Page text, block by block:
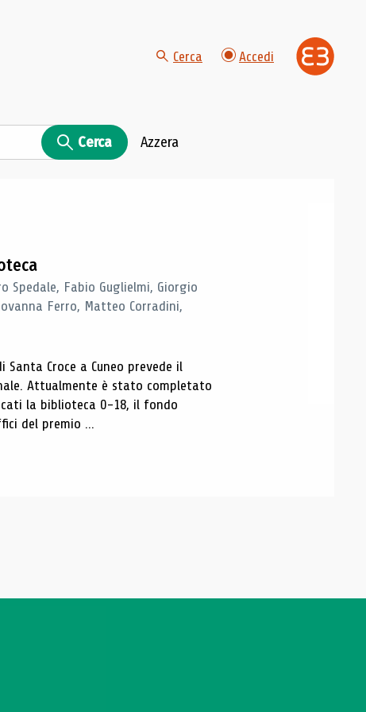
Cerca Accedi
Cerca Azzera
Spedale, Fabio Guglielmi, Giorgio
Ferro, Matteo Corradini,
Croce a Cuneo prevede il
Attualmente è stato completato
la biblioteca 0-18, il fondo
del premio ...